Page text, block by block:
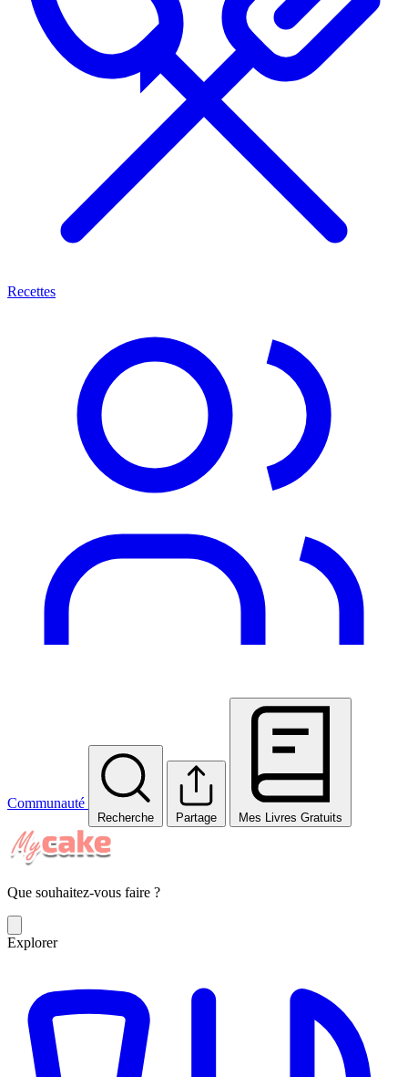
Recettes
Communauté
Recherche Partage Mes Livres Gratuits
Que souhaitez-vous faire ?
Explorer